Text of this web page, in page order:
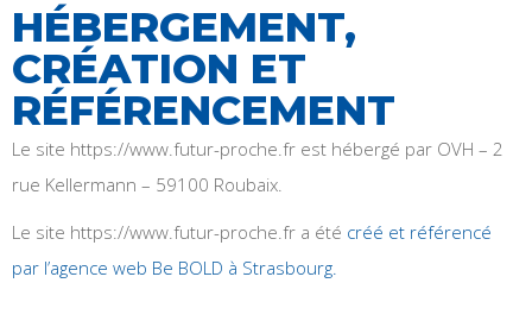
HÉBERGEMENT,
CRÉATION ET
RÉFÉRENCEMENT
Le site https://www.futur-proche.fr est hébergé par OVH – 2
rue Kellermann – 59100 Roubaix.
Le site https://www.futur-proche.fr a été créé et référencé
par l’agence web Be BOLD à Strasbourg.